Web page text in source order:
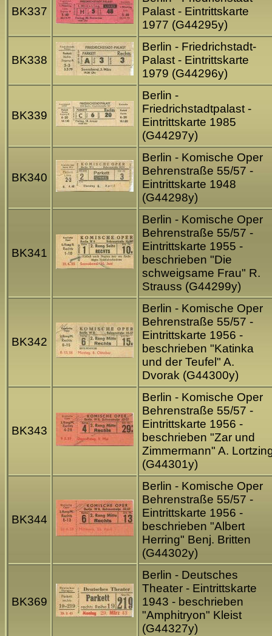
BK337
Palast - Eintrittskarte
1977 (G44295y)
BK338
Berlin - Friedrichstadt-
Palast - Eintrittskarte
1979 (G44296y)
BK339
Berlin -
Friedrichstadtpalast -
Eintrittskarte 1985
(G44297y)
BK340
Berlin - Komische Oper
Behrenstraße 55/57 -
Eintrittskarte 1948
(G44298y)
BK341
Berlin - Komische Oper
Behrenstraße 55/57 -
Eintrittskarte 1955 -
beschrieben "Die
schweigsame Frau" R.
Strauss (G44299y)
BK342
Berlin - Komische Oper
Behrenstraße 55/57 -
Eintrittskarte 1956 -
beschrieben "Katinka
und der Teufel" A.
Dvorak (G44300y)
BK343
Berlin - Komische Oper
Behrenstraße 55/57 -
Eintrittskarte 1956 -
beschrieben "Zar und
Zimmermann" A.
(G44301y)
BK344
Berlin - Komische Oper
Behrenstraße 55/57 -
Eintrittskarte 1956 -
beschrieben "Albert
Herring" Benj. Britten
(G44302y)
BK369
Berlin - Deutsches
Theater - Eintrittskarte
1943 - beschrieben
"Amphitryon" Kleist
(G44327y)